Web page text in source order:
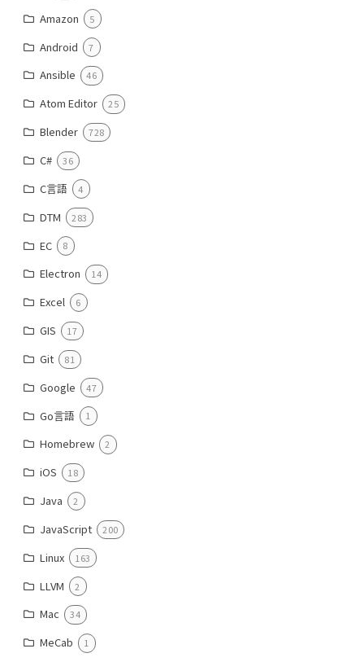
Amazon 5
Android 7
Ansible 46
Atom Editor 25
Blender 728
C# 36
C言語 4
DTM 283
EC 8
Electron 14
Excel 6
GIS 17
Git 81
Google 47
Go言語 1
Homebrew 2
iOS 18
Java 2
JavaScript 200
Linux 163
LLVM 2
Mac 34
MeCab 1